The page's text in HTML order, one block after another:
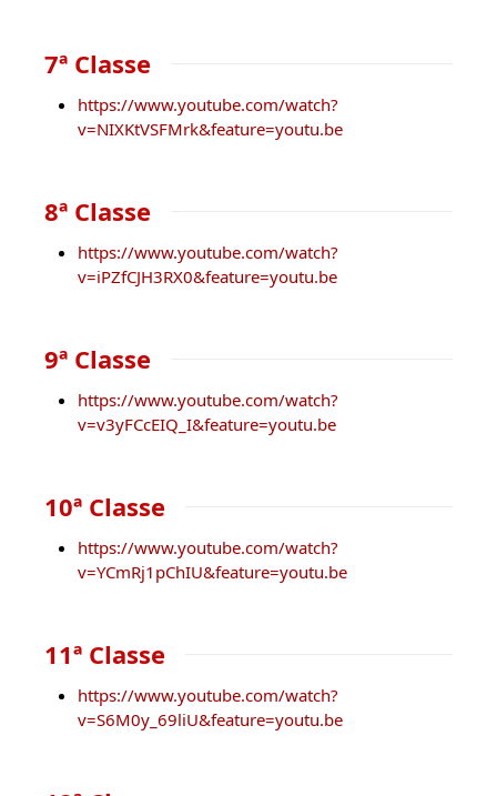
7ª Classe
https://www.youtube.com/watch?
v=NIXKtVSFMrk&feature=youtu.be
8ª Classe
https://www.youtube.com/watch?
v=iPZfCJH3RX0&feature=youtu.be
9ª Classe
https://www.youtube.com/watch?
v=v3yFCcEIQ_I&feature=youtu.be
10ª Classe
https://www.youtube.com/watch?
v=YCmRj1pChIU&feature=youtu.be
11ª Classe
https://www.youtube.com/watch?
v=S6M0y_69liU&feature=youtu.be